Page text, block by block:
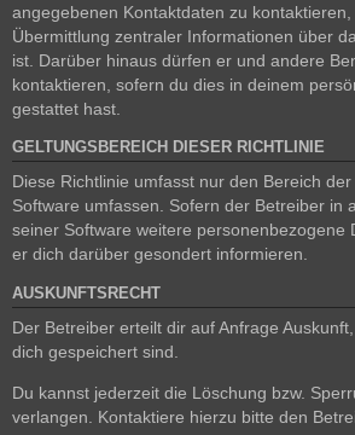
angegebenen Kontaktdaten zu
Übermittlung zentraler Informationen über
ist. Darüber hinaus dürfen er und andere
kontaktieren, sofern du dies in deinem
gestattet hast.
GELTUNGSBEREICH DIESER RICHTLINIE
Diese Richtlinie umfasst nur den Bereich
Software umfassen. Sofern der Betreiber in
seiner Software weitere personenbezogene
er dich darüber gesondert informieren.
AUSKUNFTSRECHT
Der Betreiber erteilt dir auf Anfrage
dich gespeichert sind.
Du kannst jederzeit die Löschung bzw.
verlangen. Kontaktiere hierzu bitte den